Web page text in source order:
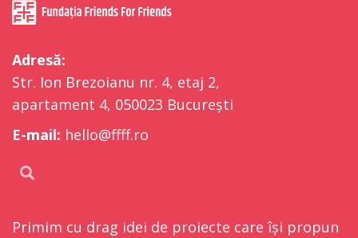
Adresă:
Str. Ion Brezoianu nr. 4, etaj 2,
apartament 4, 050023 București
E-mail: hello@ffff.ro
Primim cu drag idei de proiecte care își propun